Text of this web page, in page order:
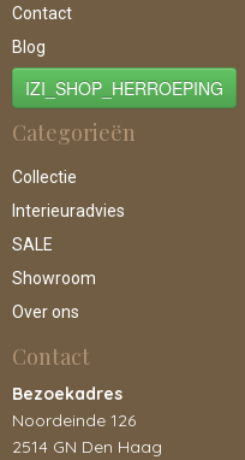
Contact
Blog
IZI_SHOP_HERROEPING
Categorieën
Collectie
Interieuradvies
SALE
Showroom
Over ons
Contact
Bezoekadres
Noordeinde 126
2514 GN Den Haag